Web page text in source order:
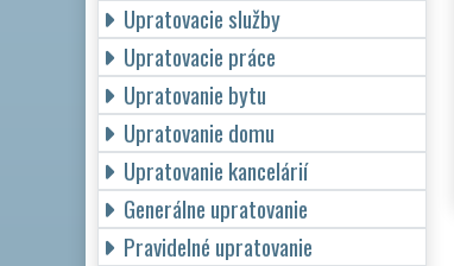
Upratovacie služby
Upratovacie práce
Upratovanie bytu
Upratovanie domu
Upratovanie kancelárií
Generálne upratovanie
Pravidelné upratovanie